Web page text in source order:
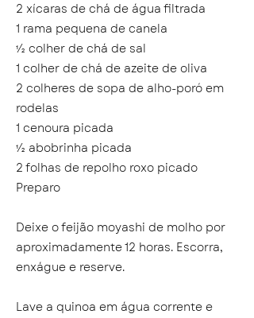
2 xícaras de chá de água filtrada
1 rama pequena de canela
½ colher de chá de sal
1 colher de chá de azeite de oliva
2 colheres de sopa de alho-poró em
rodelas
1 cenoura picada
½ abobrinha picada
2 folhas de repolho roxo picado
Preparo
Deixe o feijão moyashi de molho por
aproximadamente 12 horas. Escorra,
enxágue e reserve.
Lave a quinoa em água corrente e